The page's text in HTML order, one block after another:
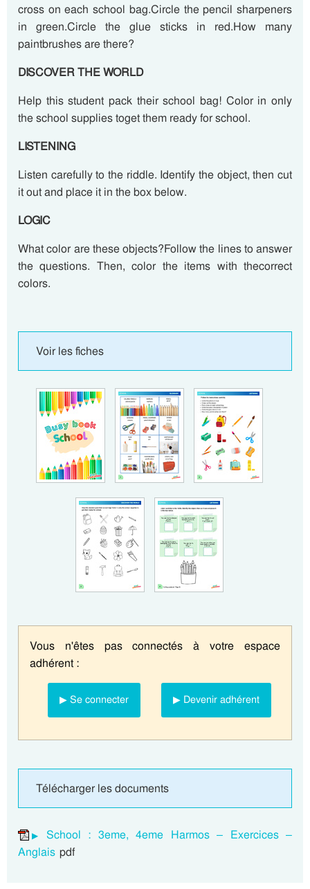
cross on each school bag.Circle the pencil sharpeners
in green.Circle the glue sticks in red.How many
paintbrushes are there?
DISCOVER THE WORLD
Help this student pack their school bag! Color in only
the school supplies toget them ready for school.
LISTENING
Listen carefully to the riddle. Identify the object, then cut
it out and place it in the box below.
LOGIC
What color are these objects?Follow the lines to answer
the questions. Then, color the items with thecorrect
colors.
Voir les fiches
Vous n'êtes pas connectés à votre espace
adhérent :
▶ Se connecter ▶ Devenir adhérent
Télécharger les documents
School : 3eme, 4eme Harmos – Exercices –
Anglais pdf